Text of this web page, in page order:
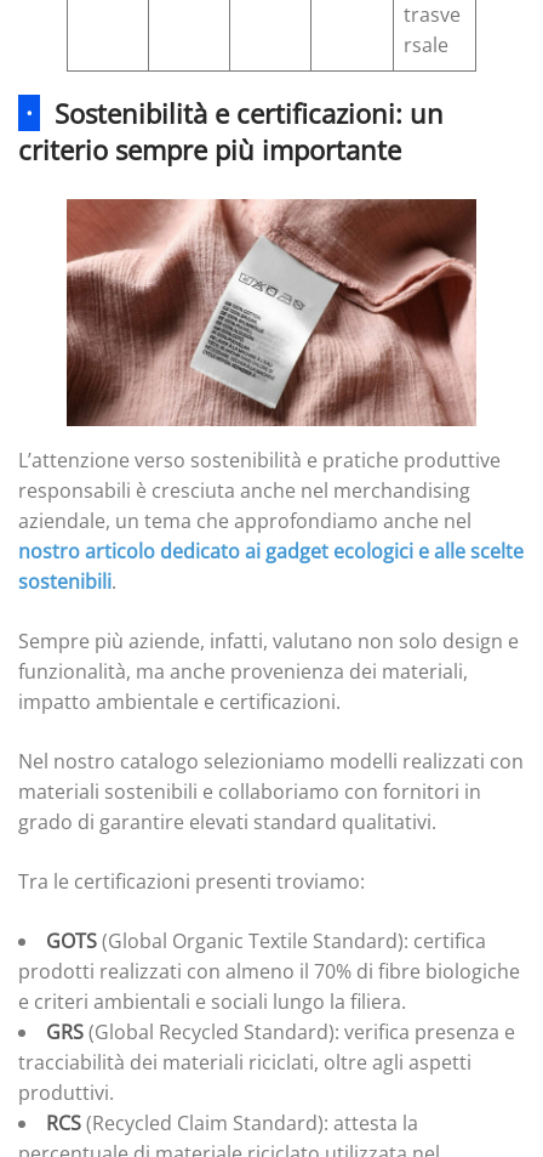
trasve
rsale
·
Sostenibilità e certificazioni: un
criterio sempre più importante
L’attenzione verso sostenibilità e pratiche produttive
responsabili è cresciuta anche nel merchandising
aziendale, un tema che approfondiamo anche nel
nostro articolo dedicato ai gadget ecologici e alle scelte
sostenibili.
Sempre più aziende, infatti, valutano non solo design e
funzionalità, ma anche provenienza dei materiali,
impatto ambientale e certificazioni.
Nel nostro catalogo selezioniamo modelli realizzati con
materiali sostenibili e collaboriamo con fornitori in
grado di garantire elevati standard qualitativi.
Tra le certificazioni presenti troviamo:
GOTS(Global Organic Textile Standard): certifica
prodotti realizzati con almeno il 70% di fibre biologiche
e criteri ambientali e sociali lungo la filiera.
GRS(Global Recycled Standard): verifica presenza e
tracciabilità dei materiali riciclati, oltre agli aspetti
produttivi.
RCS(Recycled Claim Standard): attesta la